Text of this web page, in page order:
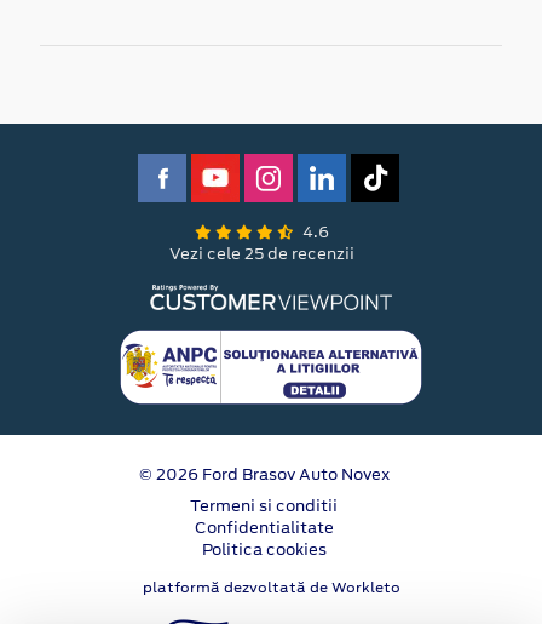
4.6
Vezi cele 25 de recenzii
© 2026 Ford Brasov Auto Novex
Termeni si conditii
Confidentialitate
Politica cookies
platformă dezvoltată de Workleto